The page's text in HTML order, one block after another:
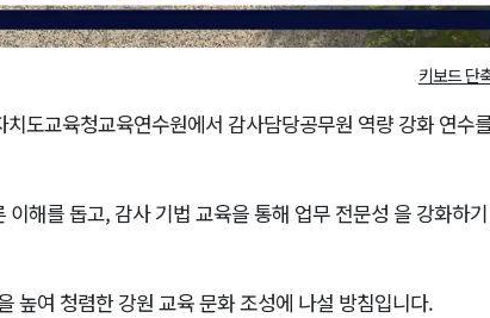
키보드 단
도교육청교육연수원에서 감사담당공무원 역량 강화 연수
해를 돕고, 감사 기법 교육을 통해 업무 전문성 을 강화하
높여 청렴한 강원 교육 문화 조성에 나설 방침입니다.